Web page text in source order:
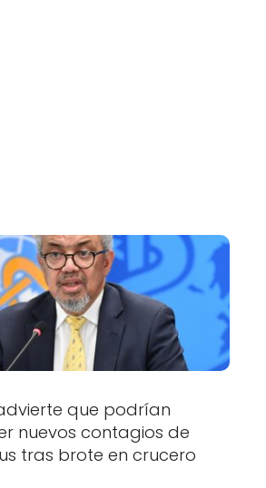
que podrían
nuevos contagios de
tras brote en crucero